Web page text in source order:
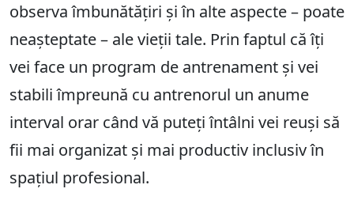
observa îmbunătățiri și în alte aspecte – poate
neașteptate – ale vieții tale. Prin faptul că îți
vei face un program de antrenament și vei
stabili împreună cu antrenorul un anume
interval orar când vă puteți întâlni vei reuși să
fii mai organizat și mai productiv inclusiv în
spațiul profesional.